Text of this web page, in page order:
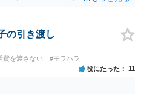
とを前提としています） 弁護士に
得することができます。 請求する
談されると良いと思います。
引き渡し
費を渡さない #モラハラ
役にたった 11